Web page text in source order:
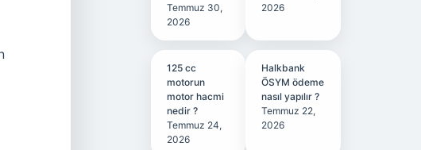
Temmuz 30,
2026
2026
125 cc
motorun
motor hacmi
nedir ?
Temmuz 24,
2026
Halkbank
ÖSYM ödeme
nasıl yapılır ?
Temmuz 22,
2026